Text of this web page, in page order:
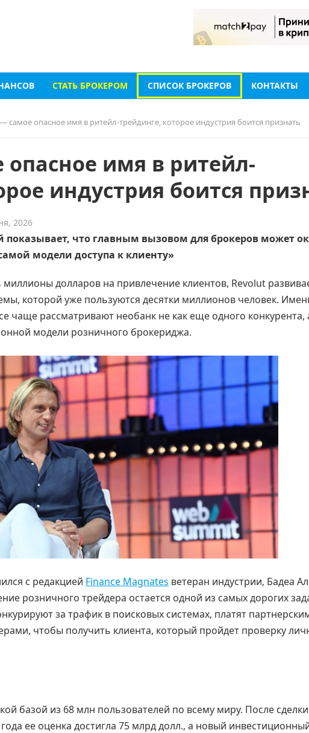
СТАТЬ БРОКЕРОМ СПИСОК БРОКЕРОВ КОНТАКТЫ
самое опасное имя в ритейл-трейдинге, которое индустрия боится признать
имя в ритейл-
индустрия боится
2026
что главным вызовом для брокеров может
модели доступа к клиенту»
долларов на привлечение клиентов, Revolut
которой уже пользуются десятки миллионов человек.
чаще рассматривают необанк не как еще одного конкурента,
модели розничного брокериджа.
с редакцией Finance Magnates ветеран индустрии, Бадеа
розничного трейдера остается одной из самых дорогих
за трафик в поисковых системах, платят
чтобы получить клиента, который пройдет проверку
базой из 68 млн пользователей по всему миру. После
ее оценка достигла 75 млрд долл., а новый